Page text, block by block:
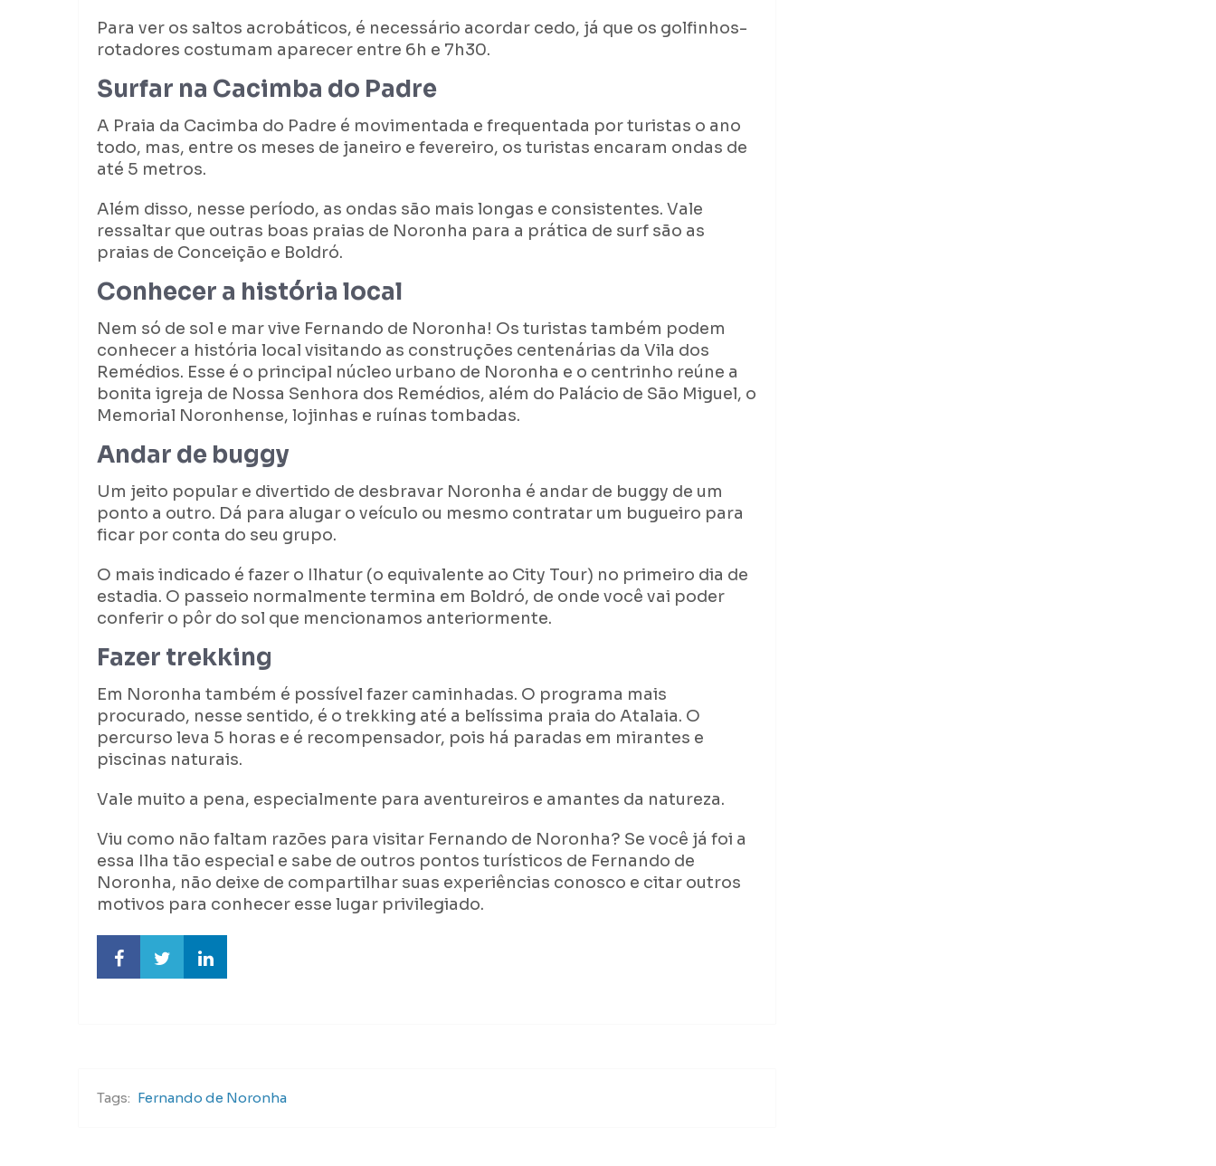
Para ver os saltos acrobáticos, é necessário acordar cedo, já que os golfinhos-
rotadores costumam aparecer entre 6h e 7h30.
Surfar na Cacimba do Padre
A Praia da Cacimba do Padre é movimentada e frequentada por turistas o ano
todo, mas, entre os meses de janeiro e fevereiro, os turistas encaram ondas de
até 5 metros.
Além disso, nesse período, as ondas são mais longas e consistentes. Vale
ressaltar que outras boas praias de Noronha para a prática de surf são as
praias de Conceição e Boldró.
Conhecer a história local
Nem só de sol e mar vive Fernando de Noronha! Os turistas também podem
conhecer a história local visitando as construções centenárias da Vila dos
Remédios. Esse é o principal núcleo urbano de Noronha e o centrinho reúne a
bonita igreja de Nossa Senhora dos Remédios, além do Palácio de São Miguel, o
Memorial Noronhense, lojinhas e ruínas tombadas.
Andar de buggy
Um jeito popular e divertido de desbravar Noronha é andar de buggy de um
ponto a outro. Dá para alugar o veículo ou mesmo contratar um bugueiro para
ficar por conta do seu grupo.
O mais indicado é fazer o Ilhatur (o equivalente ao City Tour) no primeiro dia de
estadia. O passeio normalmente termina em Boldró, de onde você vai poder
conferir o pôr do sol que mencionamos anteriormente.
Fazer trekking
Em Noronha também é possível fazer caminhadas. O programa mais
procurado, nesse sentido, é o trekking até a belíssima praia do Atalaia. O
percurso leva 5 horas e é recompensador, pois há paradas em mirantes e
piscinas naturais.
Vale muito a pena, especialmente para aventureiros e amantes da natureza.
Viu como não faltam razões para visitar Fernando de Noronha? Se você já foi a
essa Ilha tão especial e sabe de outros pontos turísticos de Fernando de
Noronha, não deixe de compartilhar suas experiências conosco e citar outros
motivos para conhecer esse lugar privilegiado.
Tags: Fernando de Noronha